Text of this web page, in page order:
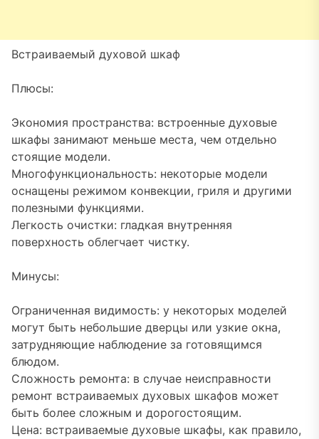
Встраиваемый духовой шкаф
Плюсы:
Экономия пространства: встроенные духовые
шкафы занимают меньше места, чем отдельно
стоящие модели.
Многофункциональность: некоторые модели
оснащены режимом конвекции, гриля и другими
полезными функциями.
Легкость очистки: гладкая внутренняя
поверхность облегчает чистку.
Минусы:
Ограниченная видимость: у некоторых моделей
могут быть небольшие дверцы или узкие окна,
затрудняющие наблюдение за готовящимся
блюдом.
Сложность ремонта: в случае неисправности
ремонт встраиваемых духовых шкафов может
быть более сложным и дорогостоящим.
Цена: встраиваемые духовые шкафы, как правило,